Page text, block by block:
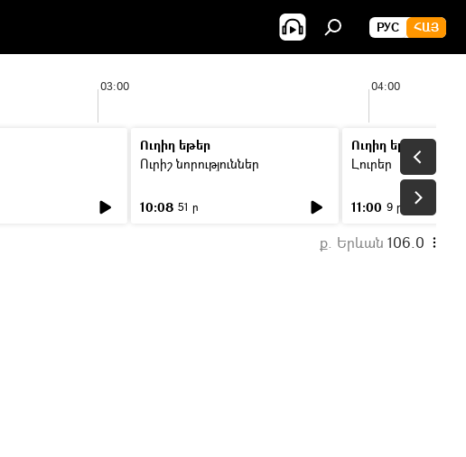
РУС ՀԱՅ
03:00 04:00
Ուղիղ եթեր
Ուրիշ նորություններ
10:08 51 ր
Ուղիղ եթեր
Լուրեր
11:00 9 ր
ք. Երևան 106.0